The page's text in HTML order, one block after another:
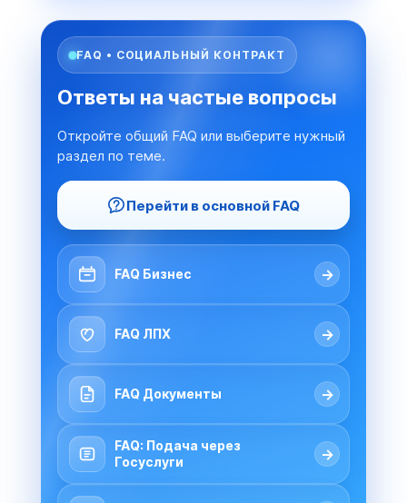
FAQ • СОЦИАЛЬНЫЙ КОНТРАКТ
Ответы на частые вопросы
Откройте общий FAQ или выберите нужный
раздел по теме.
Перейти в основной FAQ
FAQ Бизнес →
FAQ ЛПХ →
FAQ Документы →
FAQ: Подача через
Госуслуги
→